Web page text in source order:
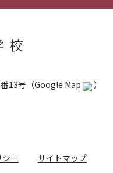
13号（Google Map
）
ー サイトマップ